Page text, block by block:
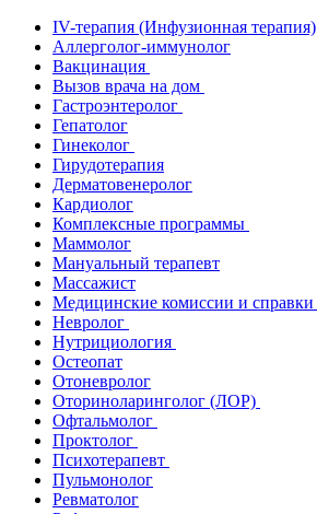
IV-терапия (Инфузионная терапия)
Аллерголог-иммунолог
Вакцинация
Вызов врача на дом
Гастроэнтеролог
Гепатолог
Гинеколог
Гирудотерапия
Дерматовенеролог
Кардиолог
Комплексные программы
Маммолог
Мануальный терапевт
Массажист
Медицинские комиссии и справки
Невролог
Нутрициология
Остеопат
Отоневролог
Оториноларинголог (ЛОР)
Офтальмолог
Проктолог
Психотерапевт
Пульмонолог
Ревматолог